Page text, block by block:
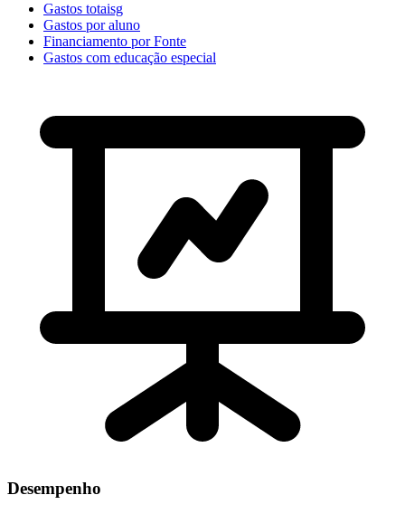
Gastos totaisg
Gastos por aluno
Financiamento por Fonte
Gastos com educação especial
Desempenho